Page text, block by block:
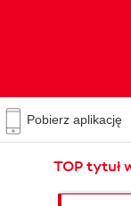
Pobierz aplikację
TOP tytuł